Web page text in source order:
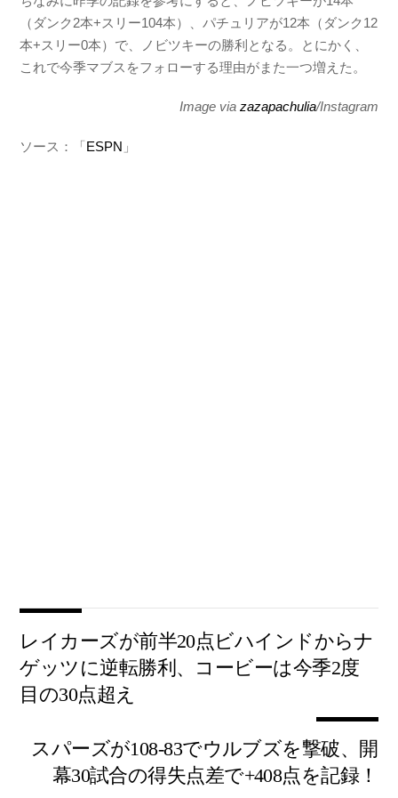
（ダンク2本+スリー104本）、パチュリアが12本（ダンク12
本+スリー0本）で、ノビツキーの勝利となる。とにかく、
これで今季マブスをフォローする理由がまた一つ増えた。
Image via zazapachulia/Instagram
ソース：「ESPN 」
レイカーズが前半20点ビハインドからナ
ゲッツに逆転勝利、コービーは今季2度
目の30点超え
スパーズが108-83でウルブズを撃破、開
幕30試合の得失点差で+408点を記録！